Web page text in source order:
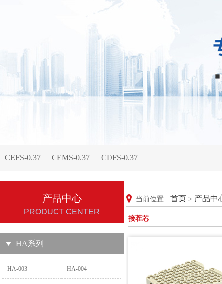
CEFS-0.37 CEMS-0.37 CDFS-0.37
当前位置： 首页 > 产品中
接茬芯
产品中心
PRODUCT CENTER
HA系列
HA-003 HA-004